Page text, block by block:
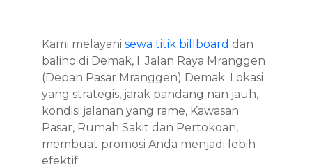
Kami melayani sewa titik billboard dan
baliho di Demak, l. Jalan Raya Mranggen
(Depan Pasar Mranggen) Demak. Lokasi
yang strategis, jarak pandang nan jauh,
kondisi jalanan yang rame, Kawasan
Pasar, Rumah Sakit dan Pertokoan,
membuat promosi Anda menjadi lebih
efektif.